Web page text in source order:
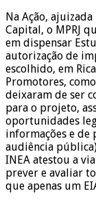
Na Ação,
Capital, o MPRJ
em dispensar
autorização de
escolhido, em
Promotores,
deixaram de ser
para o projeto,
oportunidades
informações e
audiência
INEA atestou a
prever e avaliar
que apenas um